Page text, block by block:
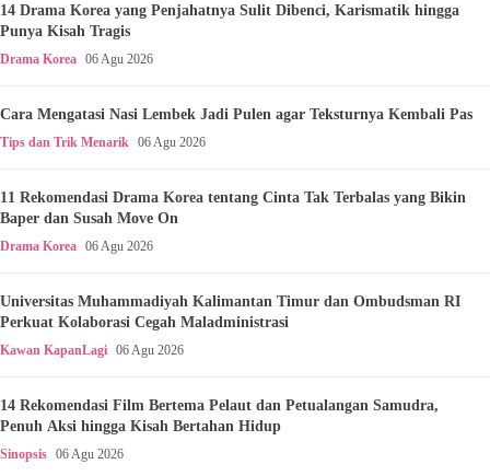
14 Drama Korea yang Penjahatnya Sulit Dibenci, Karismatik hingga
Punya Kisah Tragis
Drama Korea 06 Agu 2026
Cara Mengatasi Nasi Lembek Jadi Pulen agar Teksturnya Kembali Pas
Tips dan Trik Menarik 06 Agu 2026
11 Rekomendasi Drama Korea tentang Cinta Tak Terbalas yang Bikin
Baper dan Susah Move On
Drama Korea 06 Agu 2026
Universitas Muhammadiyah Kalimantan Timur dan Ombudsman RI
Perkuat Kolaborasi Cegah Maladministrasi
Kawan KapanLagi 06 Agu 2026
14 Rekomendasi Film Bertema Pelaut dan Petualangan Samudra,
Penuh Aksi hingga Kisah Bertahan Hidup
Sinopsis 06 Agu 2026